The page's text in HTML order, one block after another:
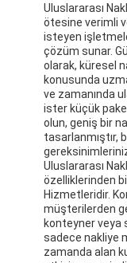
Uluslararası
ötesine verimli
isteyen
çözüm sunar.
olarak, küresel
konusunda
ve zamanında
ister küçük
olun, geniş bir
tasarlanmıştır,
Uluslararası
özelliklerinden
Hizmetleridir.
müşterilerden
konteyner veya
sadece nakliye
zamanda alan